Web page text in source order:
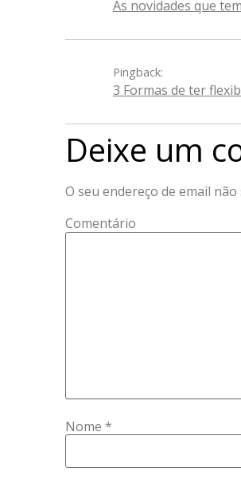
As novidades que
Pingback:
3 Formas de ter
Deixe um
O seu endereço de email
Comentário
Nome *